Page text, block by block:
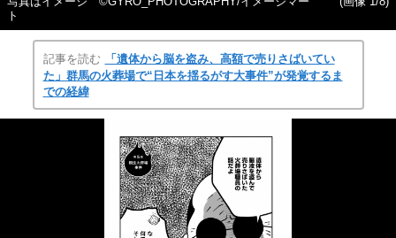
ト
記事を読む
「遺体から脳を盗み、高額で売りさばいてい
た」群馬の火葬場で“日本を揺るがす大事件”が発覚するま
での経緯